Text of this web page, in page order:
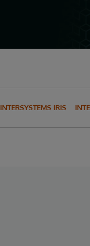
INTERSYSTEMS IRIS